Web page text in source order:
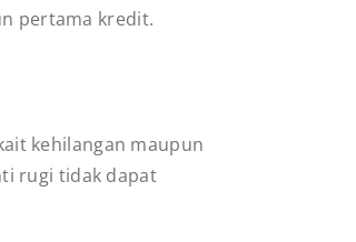
pertama kredit.
kehilangan maupun
rugi tidak dapat